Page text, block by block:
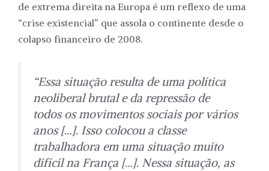
de extrema direita na Europa é um reflexo de uma
“crise existencial” que assola o continente desde o
colapso financeiro de 2008.
“Essa situação resulta de uma política
neoliberal brutal e da repressão de
todos os movimentos sociais por vários
anos […]. Isso colocou a classe
trabalhadora em uma situação muito
difícil na França […]. Nessa situação, as